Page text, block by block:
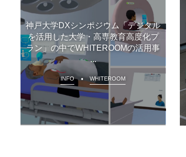
神戸大学DXシンポジウム「デジタル
を活用した大学・高専教育高度化プ
ラン」の中でWHITEROOMの活用事
...
INFO WHITEROOM